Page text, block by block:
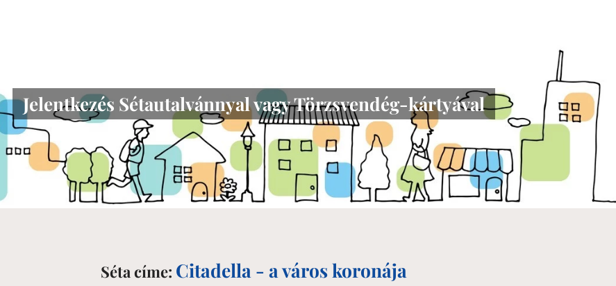
Jelentkezés Sétautalvánnyal vagy Törzsvendég-kártyával
Séta címe: Citadella - a város koronája